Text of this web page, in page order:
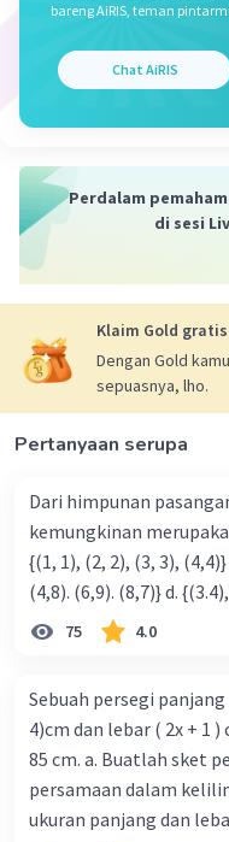
bareng AiRIS, teman
Chat AiRIS
Perdalam
di sesi
Klaim Gold
Dengan Gold
sepuasnya, lho.
Pertanyaan serupa
Dari himpunan
kemungkinan merupakan ko- respondensi
{(1, 1), (2, 2), (3, 3), (4,4)} b. {(1, 2), (2, 3), (3, 4). (4,5)} c. {(2,7).
(4,8). (6,9).
75 4.0
Sebuah persegi
4)cm dan lebar ( 2x + 1
85 cm. a. Buatlah sket
persamaan dalam
ukuran panjang dan